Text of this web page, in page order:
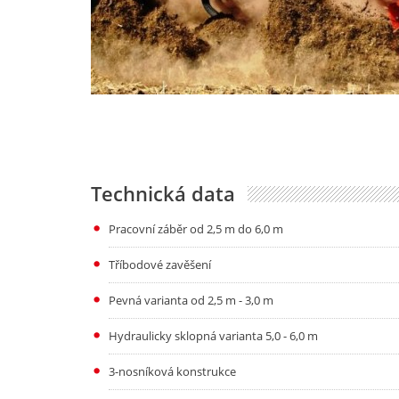
Technická data
Pracovní záběr od 2,5 m do 6,0 m
Tříbodové zavěšení
Pevná varianta od 2,5 m - 3,0 m
Hydraulicky sklopná varianta 5,0 - 6,0 m
3-nosníková konstrukce